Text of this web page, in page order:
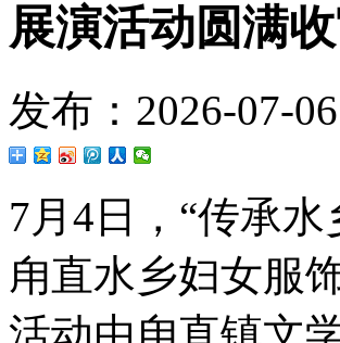
展演活动圆满
发布：2026-07-
7月4日，“传承
甪直水乡妇女服
活动由甪直镇文